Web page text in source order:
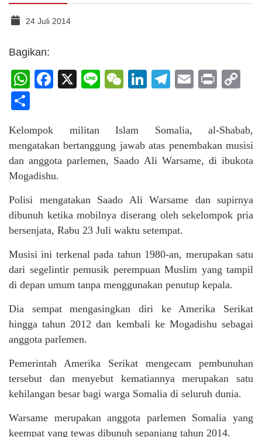
24 Juli 2014
Bagikan:
WhatsApp
Facebook
X LineWeChat
LinkedIn
Telegram
Email
Print
Kelompok militan Islam Somalia, al-Shabab,
mengatakan bertanggung jawab atas penembakan musisi
dan anggota parlemen, Saado Ali Warsame, di ibukota
Mogadishu.
Polisi mengatakan Saado Ali Warsame dan supirnya
dibunuh ketika mobilnya diserang oleh sekelompok pria
bersenjata, Rabu 23 Juli waktu setempat.
Musisi ini terkenal pada tahun 1980-an, merupakan satu
dari segelintir pemusik perempuan Muslim yang tampil
di depan umum tanpa menggunakan penutup kepala.
Dia sempat mengasingkan diri ke Amerika Serikat
hingga tahun 2012 dan kembali ke Mogadishu sebagai
anggota parlemen.
Pemerintah Amerika Serikat mengecam pembunuhan
tersebut dan menyebut kematiannya merupakan satu
kehilangan besar bagi warga Somalia di seluruh dunia.
Warsame merupakan anggota parlemen Somalia yang
keempat yang tewas dibunuh sepanjang tahun 2014.